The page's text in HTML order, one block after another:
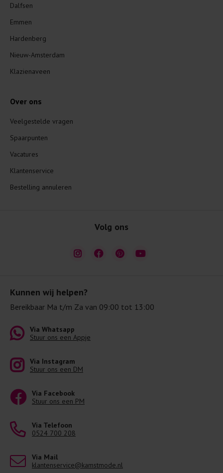
Kunnen wij helpen?
Bereikbaar Ma t/m Za van 09:00 tot 13:00
Via Whatsapp
Stuur ons een Appje
Via Instagram
Stuur ons een DM
Via Facebook
Stuur ons een PM
Via Telefoon
0524 700 208
Via Mail
klantenservice@kamstmode.nl
Dalfsen
Emmen
Hardenberg
Nieuw-Amsterdam
Klazienaveen
Over ons
Veelgestelde vragen
Spaarpunten
Vacatures
Klantenservice
Bestelling annuleren
Volg ons